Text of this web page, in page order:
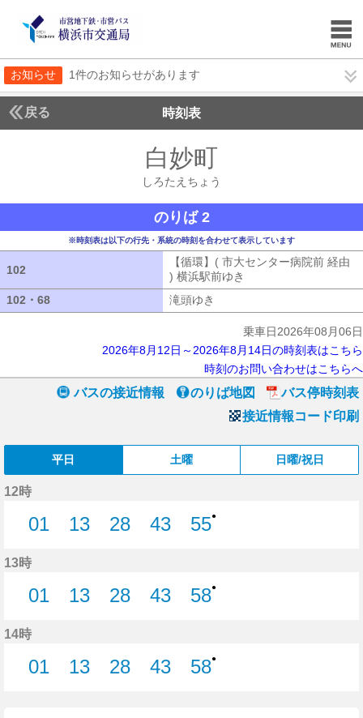
お知らせ 1件のお知らせがあります
戻る 時刻表
白妙町
しろたえちょう
のりば 2
※時刻表は以下の行先・系統の時刻を合わせて表示しています
102
【循環】( 市大センター病院前 経由
) 横浜駅前ゆき
102・68
滝頭ゆき
乗車日2026年08月06日
2026年8月12日～2026年8月14日の時刻表はこちら
時刻のお問い合わせはこちらへ
バスの接近情報 のりば地図
バス停時刻表
接近情報コード印刷
平日 土曜 日曜/祝日
12時
01
13
28
43
55●
13時
01
13
28
43
58●
14時
01
13
28
43
58●